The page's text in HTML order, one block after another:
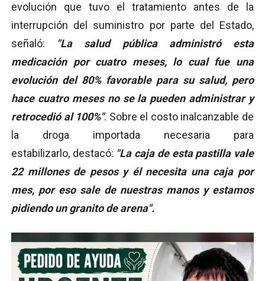
evolución que tuvo el tratamiento antes de la
interrupción del suministro por parte del Estado,
señaló:
"La salud pública administró esta
medicación por cuatro meses, lo cual fue una
evolución del 80% favorable para su salud, pero
hace cuatro meses no se la pueden administrar y
retrocedió al 100%". Sobre el costo inalcanzable de
la droga importada necesaria para
estabilizarlo, destacó: "La caja de esta pastilla vale
22 millones de pesos y él necesita una caja por
mes, por eso sale de nuestras manos y estamos
pidiendo un granito de arena".